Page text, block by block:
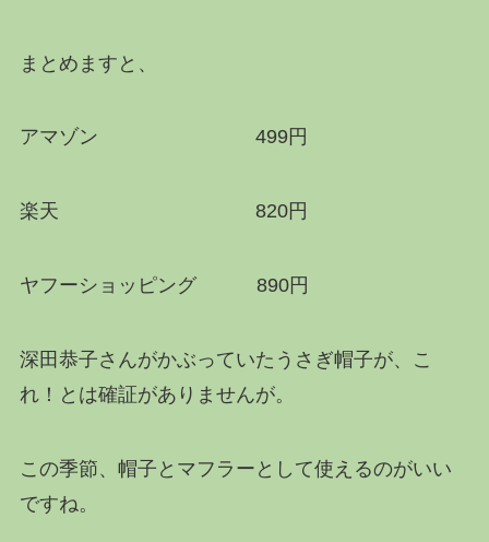
まとめますと、
アマゾン 499円
楽天 820円
ヤフーショッピング 890円
深田恭子さんがかぶっていたうさぎ帽子が、こ
れ！とは確証がありませんが。
この季節、帽子とマフラーとして使えるのがいい
ですね。